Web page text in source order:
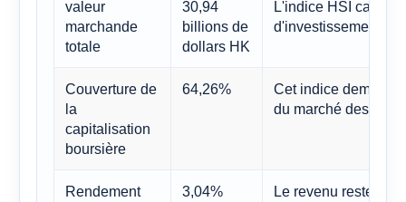
valeur
marchande
totale
30,94
billions de
dollars HK
L'indice HSI
d'investissement
Couverture de
la
capitalisation
boursière
64,26%
Cet indice demeure
du marché des
Rendement
3,04%
Le revenu reste un